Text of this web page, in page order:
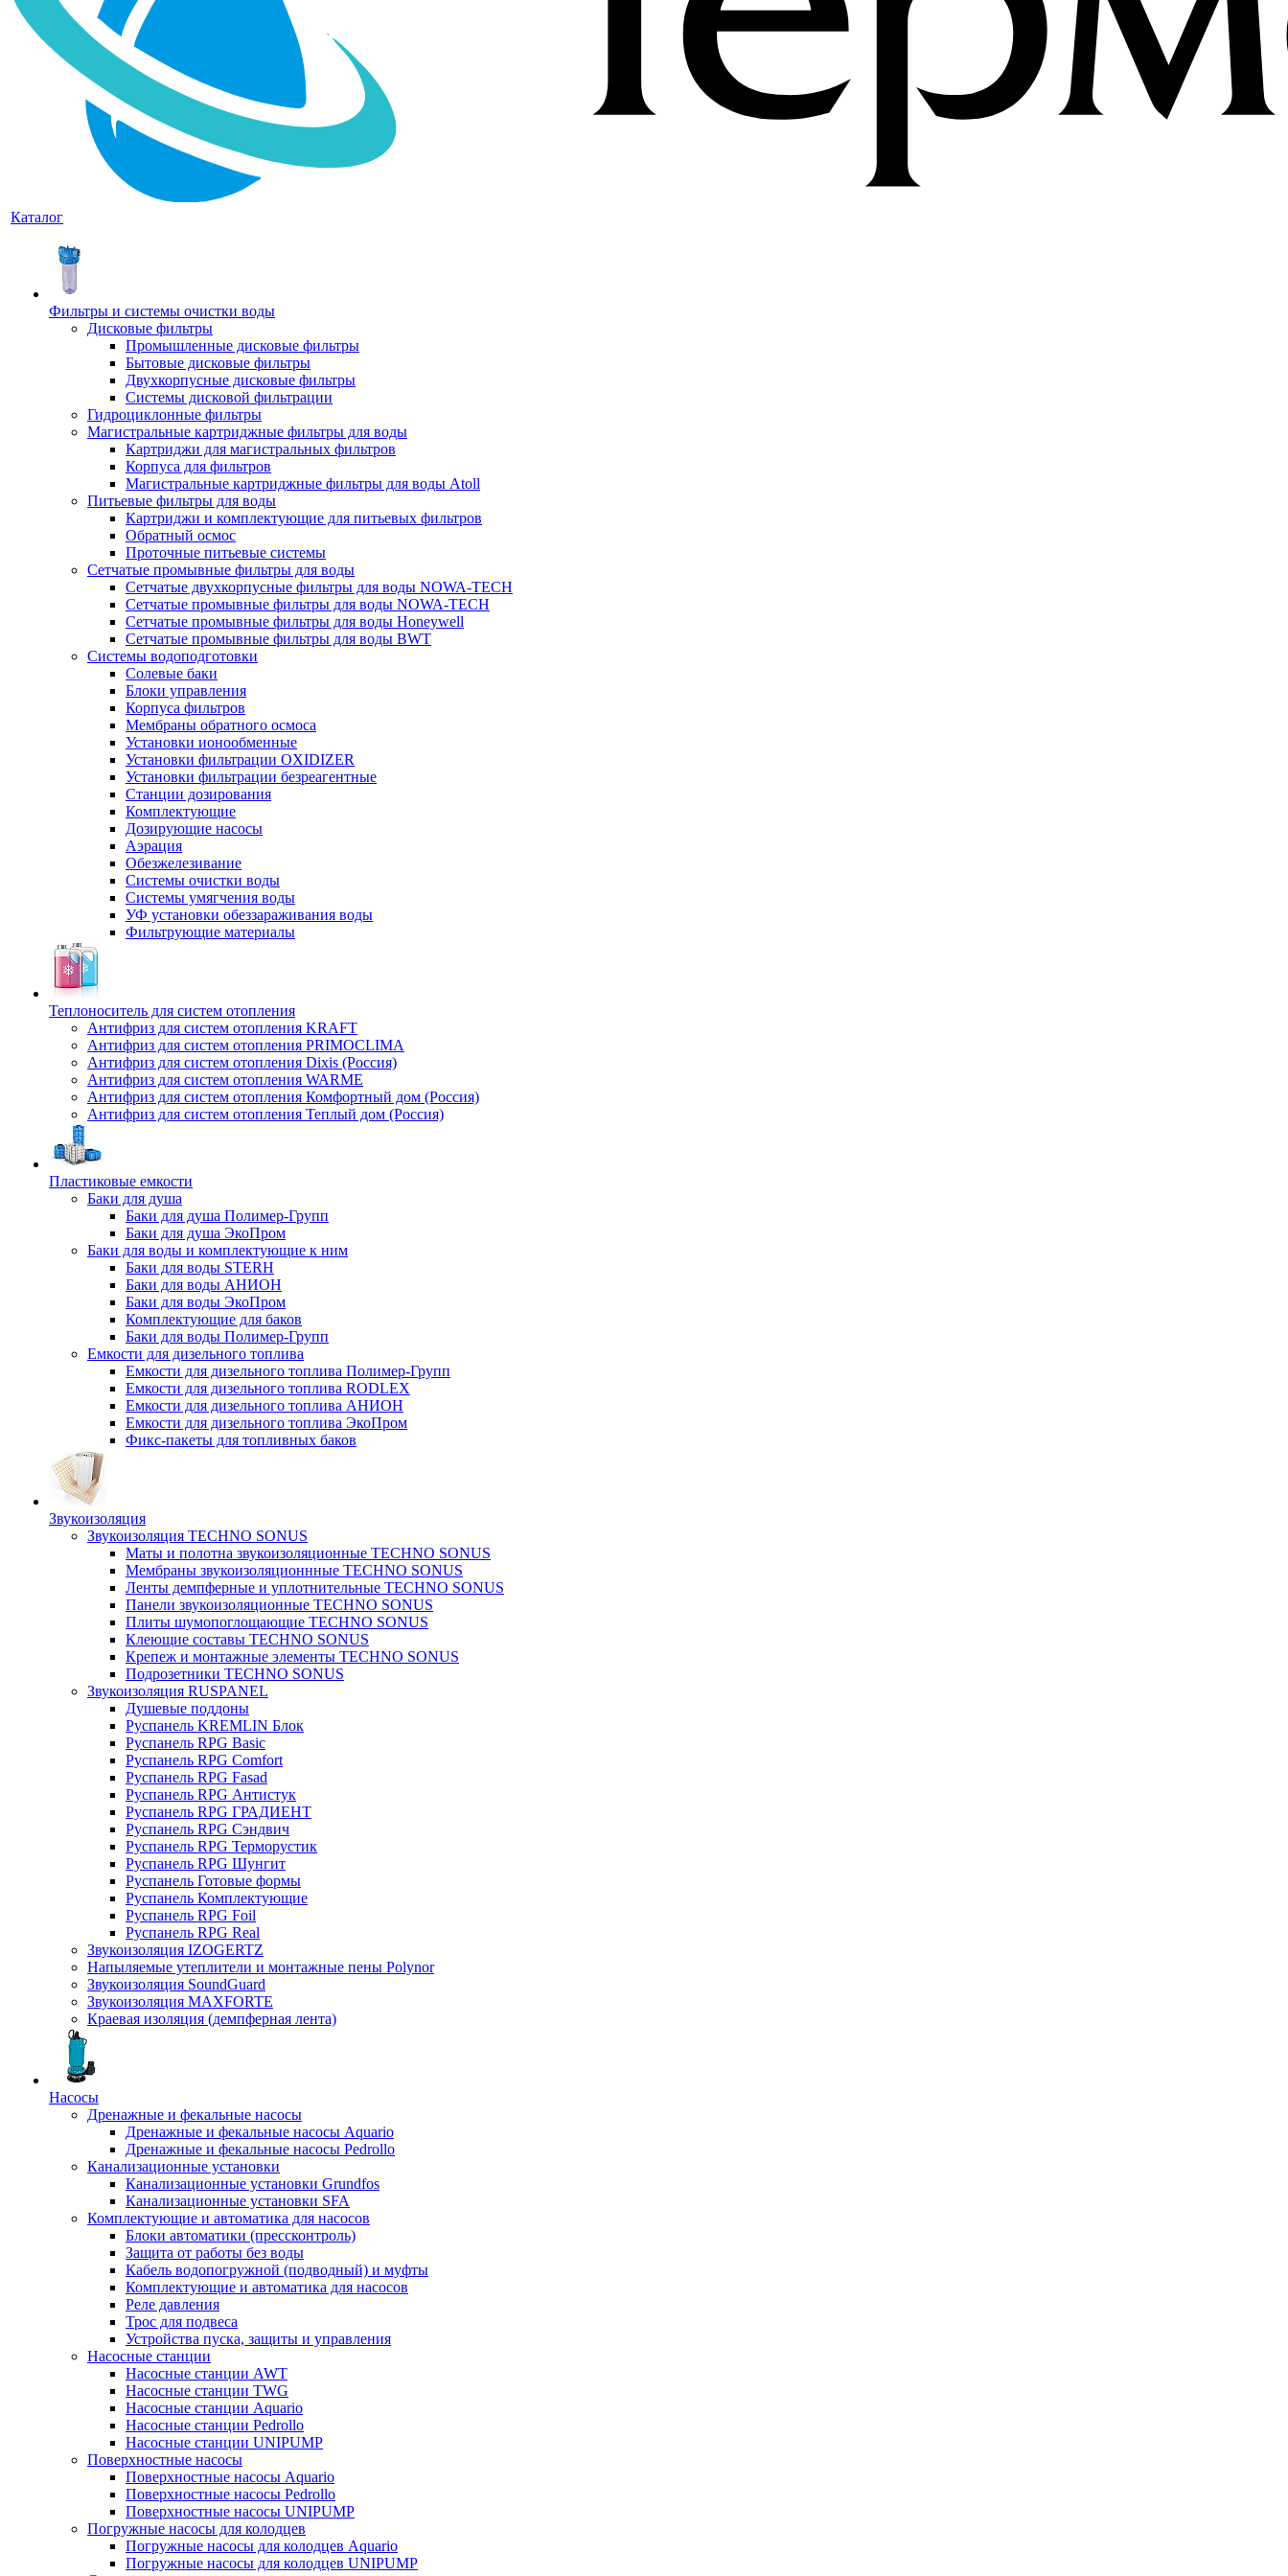
Каталог
Фильтры и системы очистки воды
Дисковые фильтры
Промышленные дисковые фильтры
Бытовые дисковые фильтры
Двухкорпусные дисковые фильтры
Системы дисковой фильтрации
Гидроциклонные фильтры
Магистральные картриджные фильтры для воды
Картриджи для магистральных фильтров
Корпуса для фильтров
Магистральные картриджные фильтры для воды Atoll
Питьевые фильтры для воды
Картриджи и комплектующие для питьевых фильтров
Обратный осмос
Проточные питьевые системы
Сетчатые промывные фильтры для воды
Сетчатые двухкорпусные фильтры для воды NOWA-TECH
Сетчатые промывные фильтры для воды NOWA-TECH
Сетчатые промывные фильтры для воды Honeywell
Сетчатые промывные фильтры для воды BWT
Системы водоподготовки
Солевые баки
Блоки управления
Корпуса фильтров
Мембраны обратного осмоса
Установки ионообменные
Установки фильтрации OXIDIZER
Установки фильтрации безреагентные
Станции дозирования
Комплектующие
Дозирующие насосы
Аэрация
Обезжелезивание
Системы очистки воды
Системы умягчения воды
УФ установки обеззараживания воды
Фильтрующие материалы
Теплоноситель для систем отопления
Антифриз для систем отопления KRAFT
Антифриз для систем отопления PRIMOCLIMA
Антифриз для систем отопления Dixis (Россия)
Антифриз для систем отопления WARME
Антифриз для систем отопления Комфортный дом (Россия)
Антифриз для систем отопления Теплый дом (Россия)
Пластиковые емкости
Баки для душа
Баки для душа Полимер-Групп
Баки для душа ЭкоПром
Баки для воды и комплектующие к ним
Баки для воды STERH
Баки для воды АНИОН
Баки для воды ЭкоПром
Комплектующие для баков
Баки для воды Полимер-Групп
Емкости для дизельного топлива
Емкости для дизельного топлива Полимер-Групп
Емкости для дизельного топлива RODLEX
Емкости для дизельного топлива АНИОН
Емкости для дизельного топлива ЭкоПром
Фикс-пакеты для топливных баков
Звукоизоляция
Звукоизоляция TECHNO SONUS
Маты и полотна звукоизоляционные TECHNO SONUS
Мембраны звукоизоляционнные TECHNO SONUS
Ленты демпферные и уплотнительные TECHNO SONUS
Панели звукоизоляционные TECHNO SONUS
Плиты шумопоглощающие TECHNO SONUS
Клеющие составы TECHNO SONUS
Крепеж и монтажные элементы TECHNO SONUS
Подрозетники TECHNO SONUS
Звукоизоляция RUSPANEL
Душевые поддоны
Руспанель KREMLIN Блок
Руспанель RPG Basic
Руспанель RPG Comfort
Руспанель RPG Fasad
Руспанель RPG Антистук
Руспанель RPG ГРАДИЕНТ
Руспанель RPG Сэндвич
Руспанель RPG Терморустик
Руспанель RPG Шунгит
Руспанель Готовые формы
Руспанель Комплектующие
Руспанель RPG Foil
Руспанель RPG Real
Звукоизоляция IZOGERTZ
Напыляемые утеплители и монтажные пены Polynor
Звукоизоляция SoundGuard
Звукоизоляция MAXFORTE
Краевая изоляция (демпферная лента)
Насосы
Дренажные и фекальные насосы
Дренажные и фекальные насосы Aquario
Дренажные и фекальные насосы Pedrollo
Канализационные установки
Канализационные установки Grundfos
Канализационные установки SFA
Комплектующие и автоматика для насосов
Блоки автоматики (прессконтроль)
Защита от работы без воды
Кабель водопогружной (подводный) и муфты
Комплектующие и автоматика для насосов
Реле давления
Трос для подвеса
Устройства пуска, защиты и управления
Насосные станции
Насосные станции AWT
Насосные станции TWG
Насосные станции Aquario
Насосные станции Pedrollo
Насосные станции UNIPUMP
Поверхностные насосы
Поверхностные насосы Aquario
Поверхностные насосы Pedrollo
Поверхностные насосы UNIPUMP
Погружные насосы для колодцев
Погружные насосы для колодцев Aquario
Погружные насосы для колодцев UNIPUMP